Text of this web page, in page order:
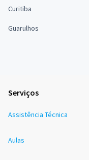
Curitiba
Guarulhos
Serviços
Assistência Técnica
Aulas